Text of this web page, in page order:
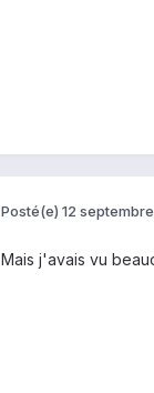
Posté(e) 12
Mais j'avais vu